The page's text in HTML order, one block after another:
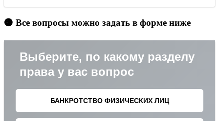
🟠 Все вопросы можно задать в форме ниже